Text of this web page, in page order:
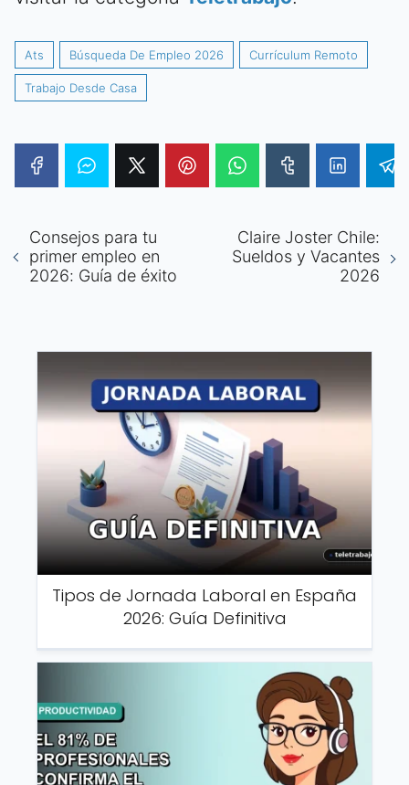
Ats Búsqueda De Empleo 2026 Currículum Remoto
Trabajo Desde Casa
Consejos para tu
primer empleo en
2026: Guía de éxito
Claire Joster Chile:
Sueldos y Vacantes
2026
Tipos de Jornada Laboral en España
2026: Guía Definitiva